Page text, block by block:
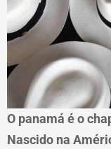
O panamá é o
Nascido na